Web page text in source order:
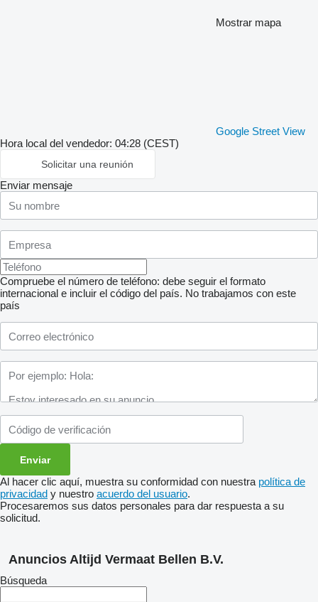
Mostrar mapa
Google Street View
Hora local del vendedor: 04:28 (CEST)
Solicitar una reunión
Enviar mensaje
Compruebe el número de teléfono: debe seguir el formato
internacional e incluir el código del país. No trabajamos con este
país
Al hacer clic aquí, muestra su conformidad con nuestra política de
privacidad y nuestro acuerdo del usuario.
Procesaremos sus datos personales para dar respuesta a su
solicitud.
Anuncios Altijd Vermaat Bellen B.V.
Búsqueda